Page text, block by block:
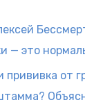
— это
от